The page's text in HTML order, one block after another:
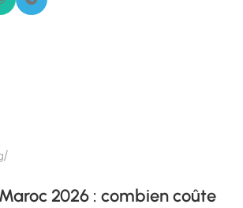
2026 : combien coûte